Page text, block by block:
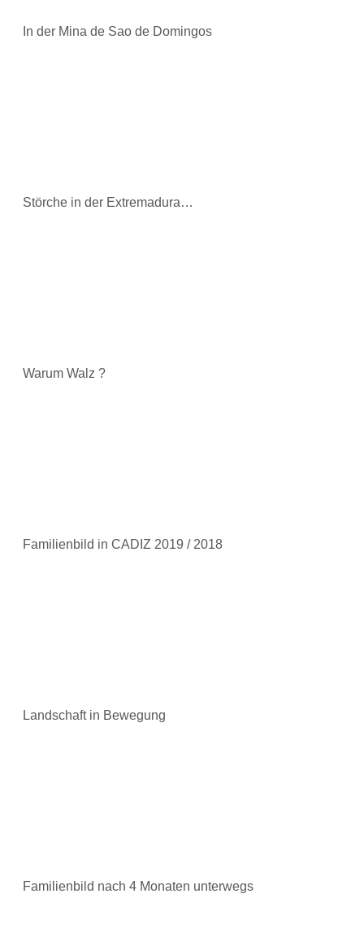
In der Mina de Sao de Domingos
Störche in der Extremadura…
Warum Walz ?
Familienbild in CADIZ 2019 / 2018
Landschaft in Bewegung
Familienbild nach 4 Monaten unterwegs